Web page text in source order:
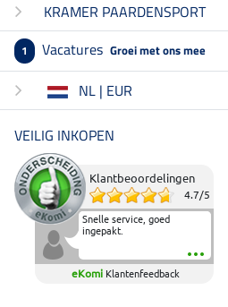
KRAMER PAARDENSPORT
1 Vacatures Groei met ons mee
NL | EUR
VEILIG INKOPEN
Klantbeoordelingen
4.7/5
Snelle service, goed
ingepakt.
eKomi Klantenfeedback